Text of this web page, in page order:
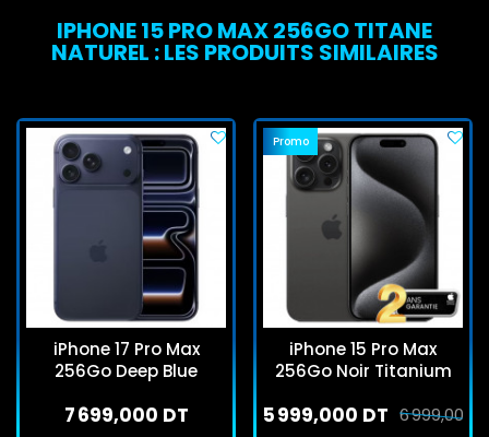
IPHONE 15 PRO MAX 256GO TITANE
NATUREL : LES PRODUITS SIMILAIRES
iPhone 17 Pro Max
256Go Deep Blue
7 699,000 DT
Promo
iPhone 15 Pro Max
256Go Noir Titanium
6 999,000
5 999,000 DT